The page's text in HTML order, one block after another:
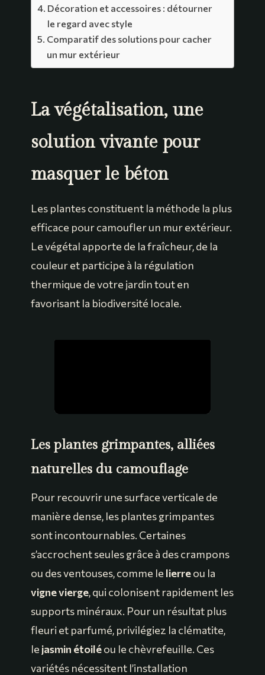
Décoration et accessoires : détourner
le regard avec style
Comparatif des solutions pour cacher
un mur extérieur
La végétalisation, une
solution vivante pour
masquer le béton
Les plantes constituent la méthode la plus
efficace pour camoufler un mur extérieur.
Le végétal apporte de la fraîcheur, de la
couleur et participe à la régulation
thermique de votre jardin tout en
favorisant la biodiversité locale.
Les plantes grimpantes, alliées
naturelles du camouflage
Pour recouvrir une surface verticale de
manière dense, les plantes grimpantes
sont incontournables. Certaines
s’accrochent seules grâce à des crampons
ou des ventouses, comme le lierreou la
vigne vierge, qui colonisent rapidement les
supports minéraux. Pour un résultat plus
fleuri et parfumé, privilégiez la clématite,
le jasmin étoiléou le chèvrefeuille. Ces
variétés nécessitent l’installation